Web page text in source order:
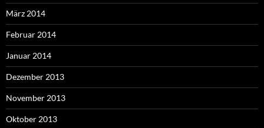
März 2014
Februar 2014
Januar 2014
Dezember 2013
November 2013
Oktober 2013